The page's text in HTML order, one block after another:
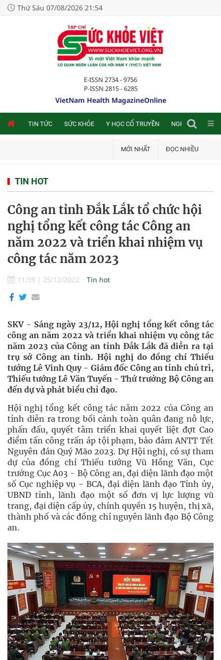
Thứ Sáu 07/08/2026 21:54
E-ISSN 2734 - 9756
P-ISSN 2815 - 6285
VietNam Health MagazineOnline
TIN TỨC SỨC KHỎE Y HỌC CỔ TRUYỀN NGHIÊN CỨU
MỚI NHẤT ĐỌC NHIỀU
TIN HOT
Công an tỉnh Đắk Lắk tổ chức hội
nghị tổng kết công tác Công an
năm 2022 và triển khai nhiệm vụ
công tác năm 2023
11:59 | 25/12/2022 Tin hot
SKV - Sáng ngày 23/12, Hội nghị tổng kết công tác
công an năm 2022 và triển khai nhiệm vụ công tác
năm 2023 của Công an tỉnh Đắk Lắk đã diễn ra tại
trụ sở Công an tỉnh. Hội nghị do đồng chí Thiếu
tướng Lê Vinh Quy - Giám đốc Công an tỉnh chủ trì,
Thiếu tướng Lê Văn Tuyến - Thứ trưởng Bộ Công an
đến dự và phát biểu chỉ đạo.
Hội nghị tổng kết công tác năm 2022 của Công an
tỉnh diễn ra trong bối cảnh toàn quân đang nỗ lực,
phấn đấu, quyết tâm triển khai quyết liệt đợt Cao
điểm tấn công trấn áp tội phạm, bảo đảm ANTT Tết
Nguyên đán Quý Mão 2023. Dự Hội nghị, có sự tham
dự của đồng chí Thiếu tướng Vũ Hồng Văn, Cục
trưởng Cục A03 - Bộ Công an, đại diện lãnh đạo một
số Cục nghiệp vụ - BCA, đại diện lãnh đạo Tỉnh ủy,
UBND tỉnh, lãnh đạo một số đơn vị lực lượng vũ
trang, đại diện cấp ủy, chính quyền 15 huyện, thị xã,
thành phố và các đồng chí nguyên lãnh đạo Bộ Công
an.